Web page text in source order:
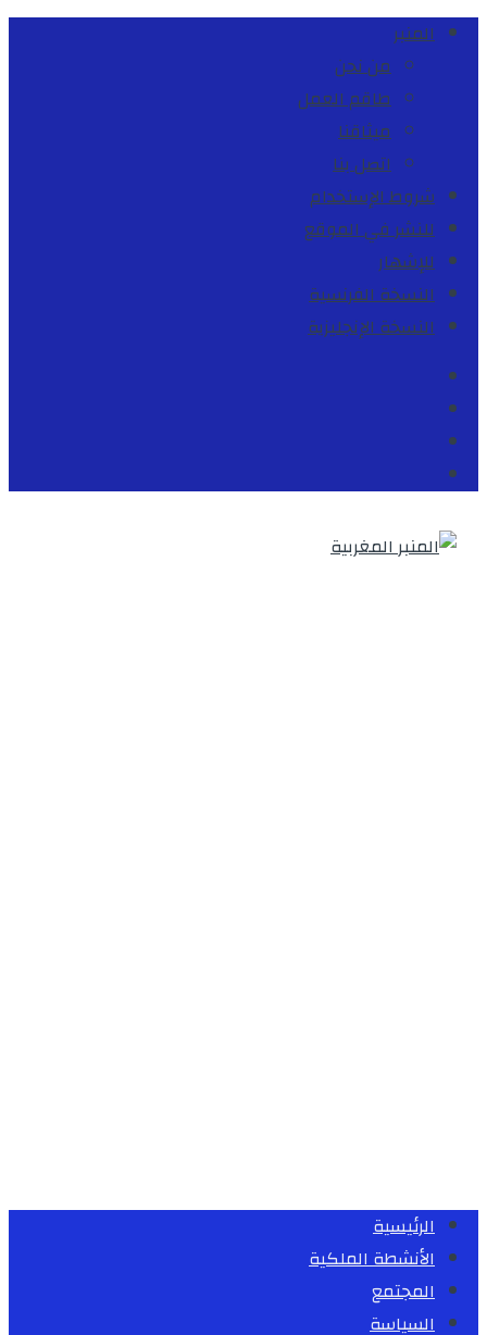
المنبر
من نحن
طاقم العمل
ميثاقنا
اتصل بنا
شروط الإستخدام
للنشر في الموقع
للإشهار
النسخة الفرنسية
النسخة الإنجليزية
الرئيسية
الأنشطة الملكية
المجتمع
السياسة